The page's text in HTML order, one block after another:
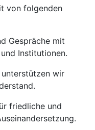
von folgenden
Gespräche mit
Institutionen.
wir
friedliche und